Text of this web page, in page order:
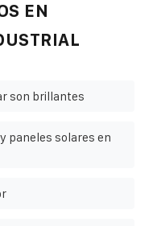
EN
son brillantes
paneles solares en